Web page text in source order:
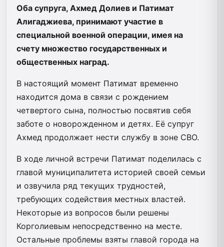
Оба супруга, Ахмед Долиев и Патимат
Алигаджиева, принимают участие в
специальной военной операции, имея на
счету множество государственных и
общественных наград.
В настоящий момент Патимат временно
находится дома в связи с рождением
четвертого сына, полностью посвятив себя
заботе о новорожденном и детях. Её супруг
Ахмед продолжает нести службу в зоне СВО.
В ходе личной встречи Патимат поделилась с
главой муниципалитета историей своей семьи
и озвучила ряд текущих трудностей,
требующих содействия местных властей.
Некоторые из вопросов были решены
Корголиевым непосредственно на месте.
Остальные проблемы взяты главой города на